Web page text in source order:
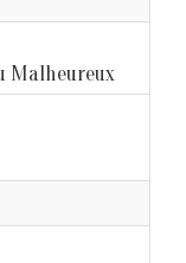
Malheureux